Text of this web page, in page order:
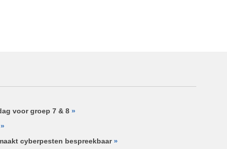
voor groep 7 & 8»
»
cyberpesten bespreekbaar»